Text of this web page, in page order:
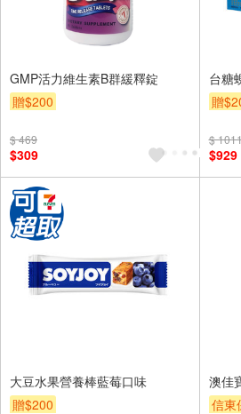
GMP活力維生素B群緩釋錠
贈$200
$ 469
$309
台糖
贈
$
$929
大豆水果營養棒藍莓口味
贈$200
澳佳
信東